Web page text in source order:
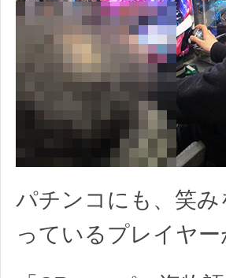
パチンコにも、笑
っているプレイヤ